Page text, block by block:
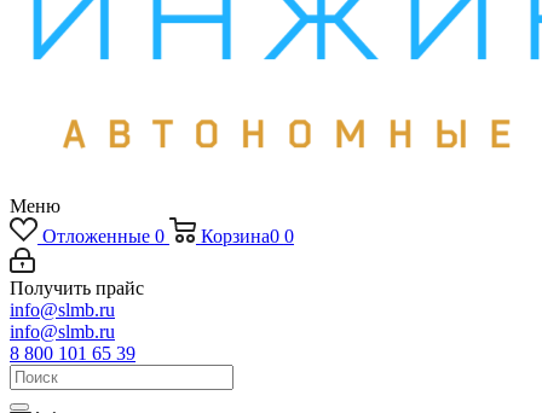
Меню
Отложенные 0 Корзина0 0
Получить прайс
info@slmb.ru
info@slmb.ru
8 800 101 65 39